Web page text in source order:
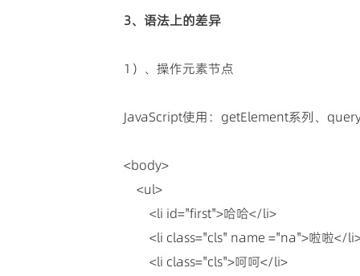
3、语法上的差异
1）、操作元素节点
JavaScript使用：getElement系列、
<body>
<ul>
<li id="first">哈哈</li>
<li class="cls" name ="na">啦啦</
<li class="cls">呵呵</li>